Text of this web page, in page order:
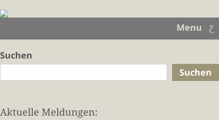
Menu
Suchen
Suchen
Aktuelle Meldungen: